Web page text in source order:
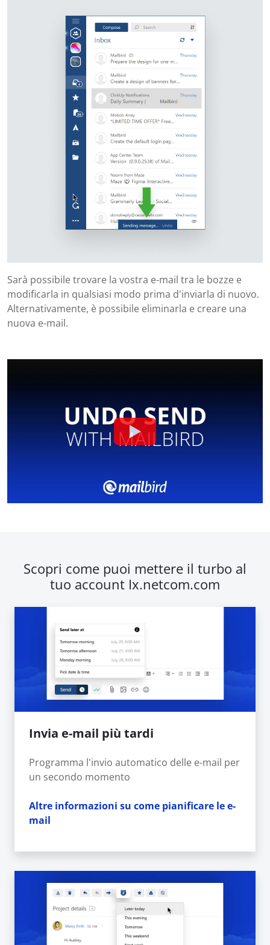
Sarà possibile trovare la vostra e-mail tra le bozze e
modificarla in qualsiasi modo prima d'inviarla di nuovo.
Alternativamente, è possibile eliminarla e creare una
nuova e-mail.
Scopri come puoi mettere il turbo al
tuo account Ix.netcom.com
Invia e-mail più tardi
Programma l'invio automatico delle e-mail per
un secondo momento
Altre informazioni su come pianificare le e-
mail